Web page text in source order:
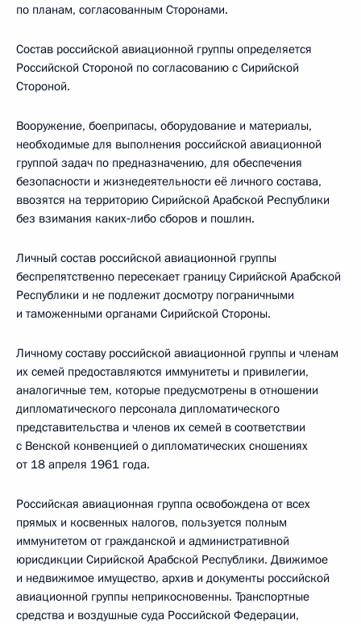
по планам, согласованным Сторонами.
Состав российской авиационной группы определяется
Российской Стороной по согласованию с Сирийской
Стороной.
Вооружение, боеприпасы, оборудование и материалы,
необходимые для выполнения российской авиационной
группой задач по предназначению, для обеспечения
безопасности и жизнедеятельности её личного состава,
ввозятся на территорию Сирийской Арабской Республики
без взимания каких‑либо сборов и пошлин.
Личный состав российской авиационной группы
беспрепятственно пересекает границу Сирийской Арабской
Республики и не подлежит досмотру пограничными
и таможенными органами Сирийской Стороны.
Личному составу российской авиационной группы и членам
их семей предоставляются иммунитеты и привилегии,
аналогичные тем, которые предусмотрены в отношении
дипломатического персонала дипломатического
представительства и членов их семей в соответствии
с Венской конвенцией о дипломатических сношениях
от 18 апреля 1961 года.
Российская авиационная группа освобождена от всех
прямых и косвенных налогов, пользуется полным
иммунитетом от гражданской и административной
юрисдикции Сирийской Арабской Республики. Движимое
и недвижимое имущество, архив и документы российской
авиационной группы неприкосновенны. Транспортные
средства и воздушные суда Российской Федерации,